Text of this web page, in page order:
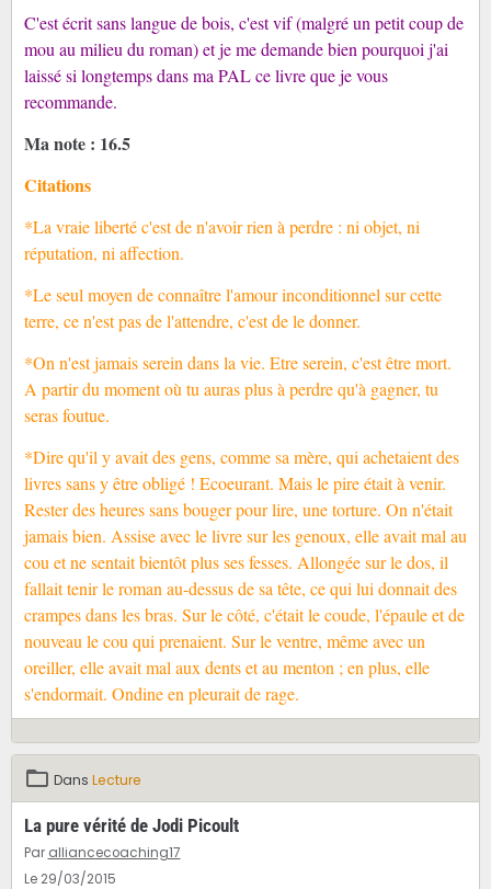
C'est écrit sans langue de bois, c'est vif (malgré un petit coup de
mou au milieu du roman) et je me demande bien pourquoi j'ai
laissé si longtemps dans ma PALce livre que je vous
recommande.
Ma note : 16.5
Citations
*La vraie liberté c'est de n'avoir rien à perdre : ni objet, ni
réputation, ni affection.
*Le seul moyen de connaître l'amour inconditionnel sur cette
terre, ce n'est pas de l'attendre, c'est de le donner.
*On n'est jamais serein dans la vie. Etre serein, c'est être mort.
A partir du moment où tu auras plus à perdre qu'à gagner, tu
seras foutue.
*Dire qu'il y avait des gens, comme sa mère, qui achetaient des
livres sans y être obligé ! Ecoeurant. Mais le pire était à venir.
Rester des heures sans bouger pour lire, une torture. On n'était
jamais bien. Assise avec le livre sur les genoux, elle avait mal au
cou et ne sentait bientôt plus ses fesses. Allongée sur le dos, il
fallait tenir le roman au-dessus de sa tête, ce qui lui donnait des
crampes dans les bras. Sur le côté, c'était le coude, l'épaule et de
nouveau le cou qui prenaient. Sur le ventre, même avec un
oreiller, elle avait mal aux dents et au menton ; en plus, elle
s'endormait. Ondine en pleurait de rage.
Dans Lecture
La pure vérité de Jodi Picoult
Par alliancecoaching17
Le 29/03/2015